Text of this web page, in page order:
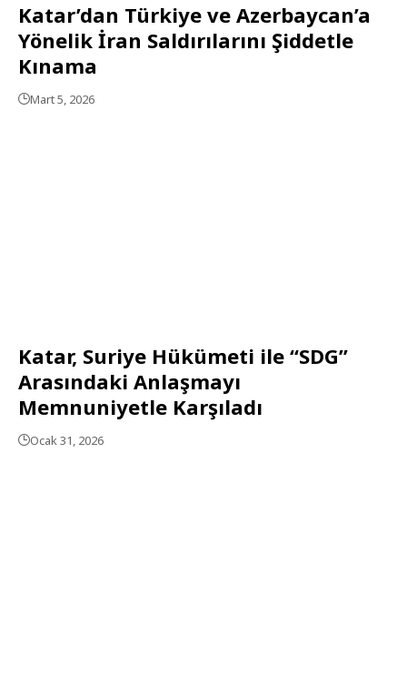
Katar’dan Türkiye ve Azerbaycan’a
Yönelik İran Saldırılarını Şiddetle
Kınama
Mart 5, 2026
Katar, Suriye Hükümeti ile “SDG”
Arasındaki Anlaşmayı
Memnuniyetle Karşıladı
Ocak 31, 2026